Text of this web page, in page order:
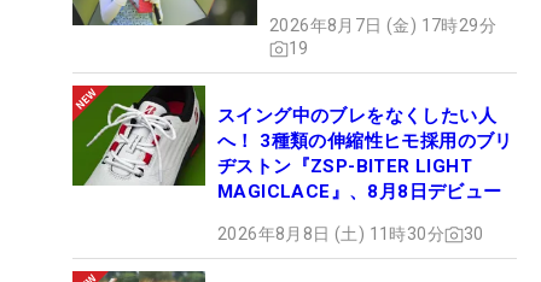
2026年8月7日 (金) 17時29分
19
スイング中のブレをなくしたい人
へ！ 3種類の伸縮性ヒモ採用のブリ
ヂストン『ZSP-BITER LIGHT
MAGICLACE』、8月8日デビュー
2026年8月8日 (土) 11時30分 30